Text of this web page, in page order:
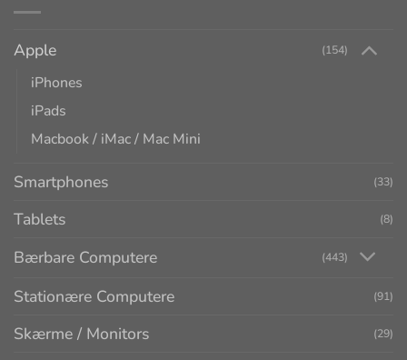
Apple (154)
iPhones
iPads
Macbook / iMac / Mac Mini
Smartphones (33)
Tablets (8)
Bærbare Computere (443)
Stationære Computere (91)
Skærme / Monitors (29)